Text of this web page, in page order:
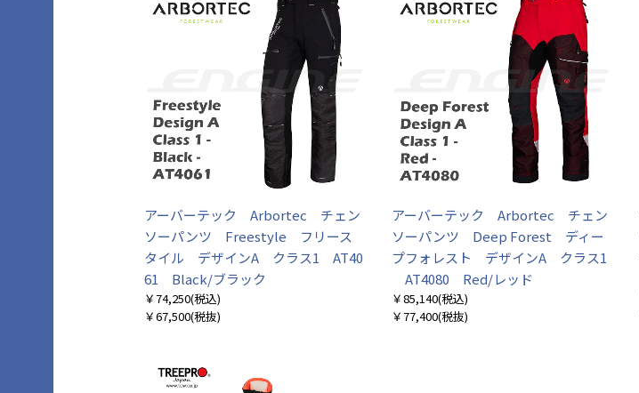
アーバーテック Arbortec チェン
ソーパンツ Freestyle フリース
タイル デザインA クラス1 AT40
61 Black/ブラック
￥74,250(税込)
￥67,500(税抜)
アーバーテック Arbortec チェン
ソーパンツ Deep Forest ディー
プフォレスト デザインA クラス1
AT4080 Red/レッド
￥85,140(税込)
￥77,400(税抜)